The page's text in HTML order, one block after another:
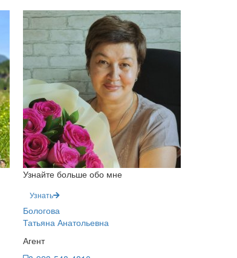
Узнайте больше обо мне
Узнать
Бологова
Татьяна Анатольевна
Агент